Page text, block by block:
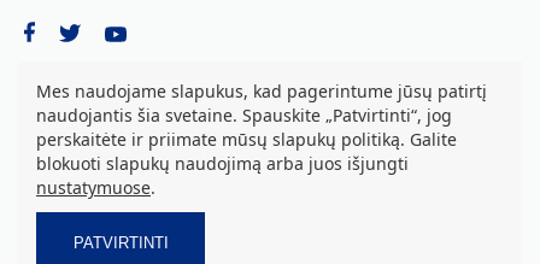
© 2026 Lietuvos Respublikos Prezidento kanceliarija, biudžetinė įstaiga.
Visos teisės saugomos.
S. Daukanto a. 3, LT-01122 Vilnius tel. +37069842639, el. paštas:
aurika.grozova@prezidentas.lt
Duomenys kaupiami ir saugomi Juridinių asmenų registre. Juridinio
asmens kodas: 188609016
Mes naudojame slapukus, kad pagerintume jūsų patirtį
naudojantis šia svetaine. Spauskite „Patvirtinti“, jog
perskaitėte ir priimate mūsų slapukų politiką. Galite
blokuoti slapukų naudojimą arba juos išjungti
nustatymuose.
PATVIRTINTI